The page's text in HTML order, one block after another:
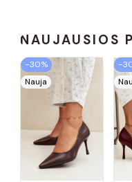
NAUJAUSIOS
−30%
Nauja